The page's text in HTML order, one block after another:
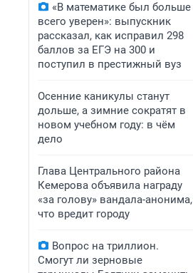
«В математике был больше
всего уверен»: выпускник
рассказал, как исправил 298
баллов за ЕГЭ на 300 и
поступил в престижный вуз
Осенние каникулы станут
дольше, а зимние сократят в
новом учебном году: в чём
дело
Глава Центрального района
Кемерова объявила награду
«за голову» вандала-анонима,
что вредит городу
Вопрос на триллион.
Смогут ли зерновые